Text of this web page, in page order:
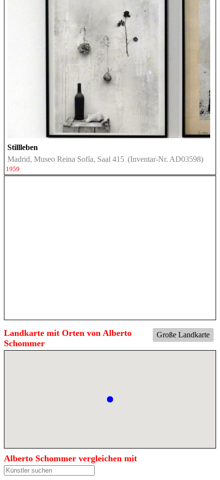
Stillleben
Madrid, Museo Reina Sofía, Saal 415 (Inventar-Nr. AD03598)
1959
Große Landkarte
Landkarte mit Orten von Alberto
Schommer
Alberto Schommer vergleichen mit